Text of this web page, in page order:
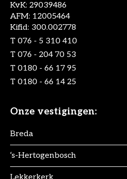
KvK: 29039486
AFM: 12005464
Kifid: 300.002778
T 076 - 5 310 410
T 076 - 204 70 53
T 0180 - 66 17 95
T 0180 - 66 14 25
Onze vestigingen:
Breda
‘s-Hertogenbosch